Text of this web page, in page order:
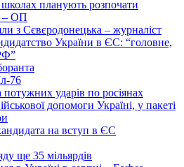
школах планують розпочати
– ОП
з Сєвєродонецька – журналіст
України в ЄС: “головне,
76
потужних ударів по росіянах
допомоги Україні, у пакеті
на вступ в ЄС
ще 35 мільярдів